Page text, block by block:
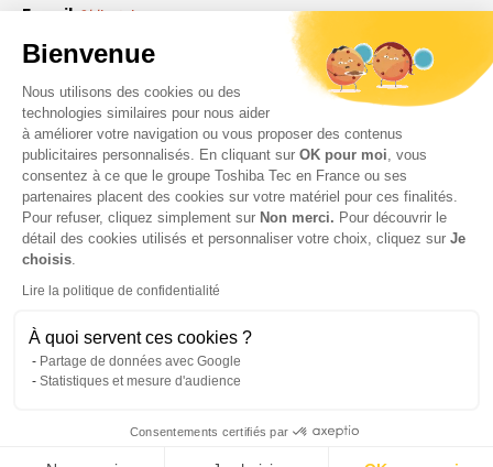
E-mailObligatoire
RGPD
Obligatoire
En cochant cette case, vous acceptez que Toshiba Tec France collecte vos
données personnelles. Pour plus d’informations sur notre politique en matière
de données personnelles,cliquez ici.Obligatoire
© 2026 Toshiba Tec France Imaging Systems – Tous droits
réservés
Bienvenue
Nous utilisons des cookies ou des
technologies similaires pour nous aider
à améliorer votre navigation ou vous proposer des contenus
publicitaires personnalisés. En cliquant sur OK pour moi , vous
consentez à ce que le groupe Toshiba Tec en France ou ses
partenaires placent des cookies sur votre matériel pour ces finalités.
Pour refuser, cliquez simplement sur Non merci. Pour découvrir le
détail des cookies utilisés et personnaliser votre choix, cliquez sur Je
choisis
Lire la politique de confidentialité
À quoi servent ces cookies ?
Partage de données avec Google
Statistiques et mesure d'audience
Consentements certifiés par